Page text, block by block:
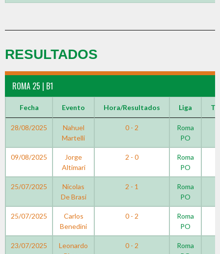
RESULTADOS
ROMA 25 | B1
Fecha Evento Hora/Resultados Liga
28/08/2025
Nahuel
Martelli
0 - 2
Roma
PO
09/08/2025
Jorge
Altimari
2 - 0
Roma
PO
25/07/2025
Nicolas
De Brasi
2 - 1
Roma
PO
25/07/2025
Carlos
Benedini
0 - 2
Roma
PO
23/07/2025
Leonardo
0 - 2
Roma